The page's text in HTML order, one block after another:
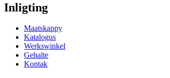
Inligting
Maatskappy
Katalogus
Werkswinkel
Gehalte
Kontak